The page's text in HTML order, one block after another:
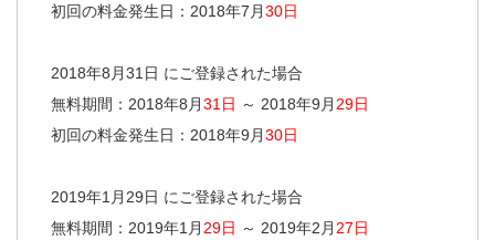
初回の料金発生日：2018年7月30日
2018年8月31日 にご登録された場合
無料期間：2018年8月31日 ～ 2018年9月 29日
初回の料金発生日：2018年9月30日
2019年1月29日 にご登録された場合
無料期間：2019年1月 29日 ～ 2019年2月 27日